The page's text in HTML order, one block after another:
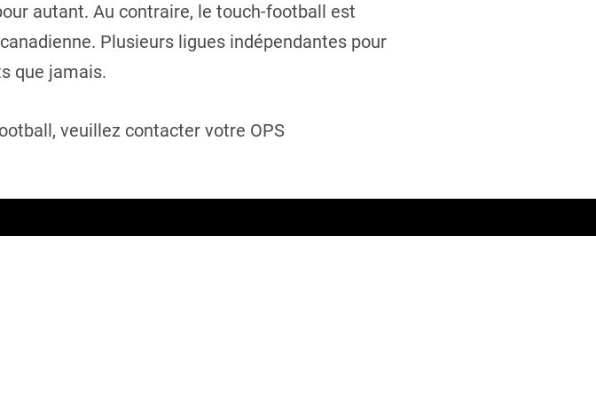
autant. Au contraire, le touch-football est
Plusieurs ligues indépendantes pour
que jamais.
veuillez contacter votre OPS